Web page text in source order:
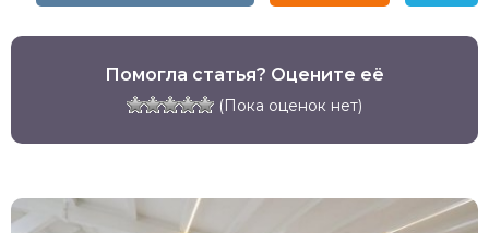
Помогла статья? Оцените её
(Пока оценок нет)